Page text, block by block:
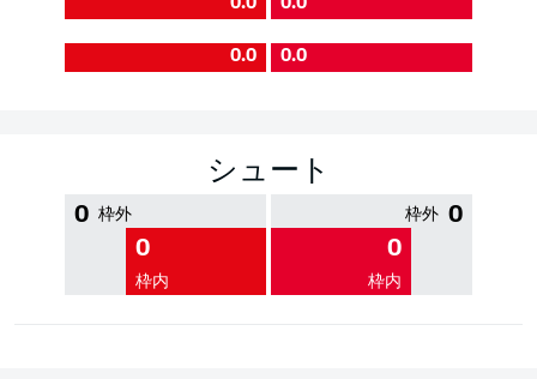
0.0 0.0
0.0 0.0
シュート
0 枠外
0
枠内
0
枠外
0
枠内